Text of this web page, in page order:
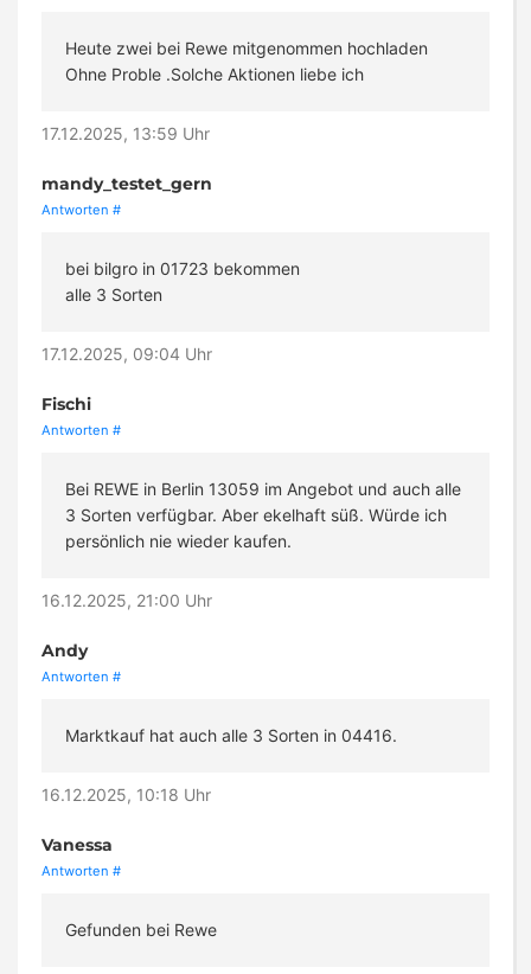
Heute zwei bei Rewe mitgenommen hochladen
Ohne Proble .Solche Aktionen liebe ich
17.12.2025, 13:59 Uhr
mandy_testet_gern
Antworten #
bei bilgro in 01723 bekommen
alle 3 Sorten
17.12.2025, 09:04 Uhr
Fischi
Antworten #
Bei REWE in Berlin 13059 im Angebot und auch alle
3 Sorten verfügbar. Aber ekelhaft süß. Würde ich
persönlich nie wieder kaufen.
16.12.2025, 21:00 Uhr
Andy
Antworten #
Marktkauf hat auch alle 3 Sorten in 04416.
16.12.2025, 10:18 Uhr
Vanessa
Antworten #
Gefunden bei Rewe